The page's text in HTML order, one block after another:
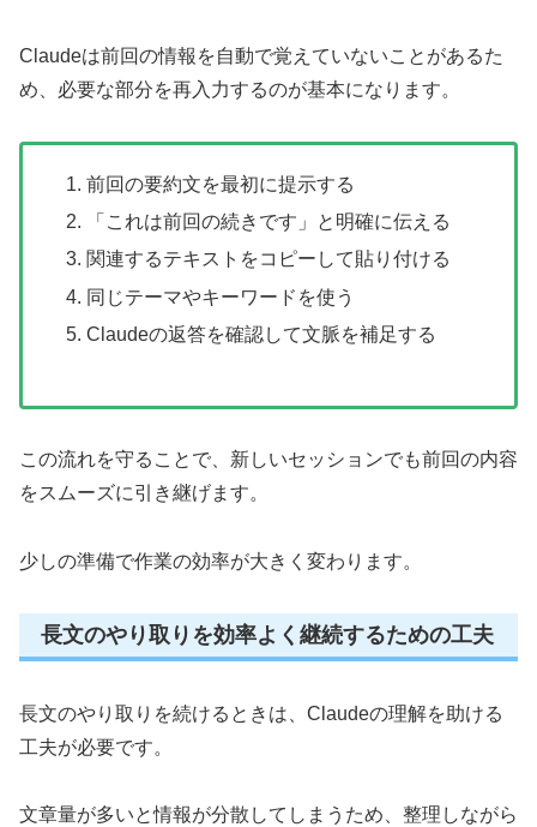
Claudeは前回の情報を自動で覚えていないことがあるた
め、必要な部分を再入力するのが基本になります。
前回の要約文を最初に提示する
「これは前回の続きです」と明確に伝える
関連するテキストをコピーして貼り付ける
同じテーマやキーワードを使う
Claudeの返答を確認して文脈を補足する
この流れを守ることで、新しいセッションでも前回の内容
をスムーズに引き継げます。
少しの準備で作業の効率が大きく変わります。
長文のやり取りを効率よく継続するための工夫
長文のやり取りを続けるときは、Claudeの理解を助ける
工夫が必要です。
文章量が多いと情報が分散してしまうため、整理しながら